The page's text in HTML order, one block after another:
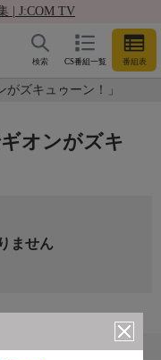
| J:COM TV
CS番組一覧 番組表
検索
ズキュゥーン！」
オンがズキ
ません